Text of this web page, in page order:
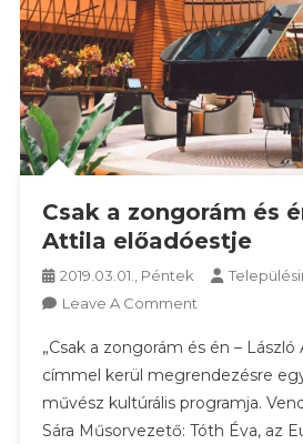
Csak a zongorám és
Attila előadóestje
2019.03.01., Péntek
Leave A CommentOn
A
Zongorám
És
Én
„Csak a zongorám és én –
címmel kerül megrendezésre
művész kultúrális programja.
Sára Műsorvezető: Tóth Éva, az